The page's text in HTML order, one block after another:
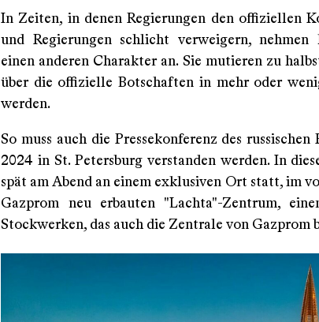
In Zeiten, in denen Regierungen den offiziellen
und Regierungen schlicht verweigern, nehmen
einen anderen Charakter an. Sie mutieren zu
über die offizielle Botschaften in mehr oder
werden.
So muss auch die Pressekonferenz des
2024 in St. Petersburg verstanden werden. In
spät am Abend an einem exklusiven Ort statt, im
Gazprom neu erbauten "Lachta"-Zentrum,
Stockwerken, das auch die Zentrale von Gazprom